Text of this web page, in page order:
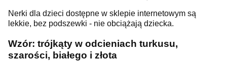
Nerki dla dzieci dostępne w sklepie internetowym są
lekkie, bez podszewki - nie obciążają dziecka.
Wzór: trójkąty w odcieniach turkusu,
szarości, białego i złota